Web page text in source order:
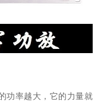
功率越大，它的力量就